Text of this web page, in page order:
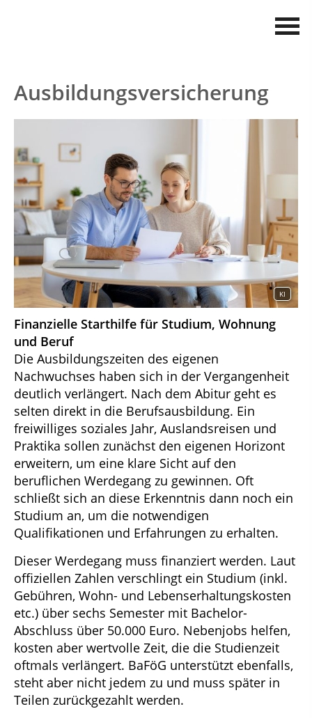
Ausbildungsversicherung
KI
Finanzielle Starthilfe für Studium, Wohnung
und Beruf
Die Ausbildungszeiten des eigenen
Nachwuchses haben sich in der Vergangenheit
deutlich verlängert. Nach dem Abitur geht es
selten direkt in die Berufsausbildung. Ein
freiwilliges soziales Jahr, Auslandsreisen und
Praktika sollen zunächst den eigenen Horizont
erweitern, um eine klare Sicht auf den
beruflichen Werdegang zu gewinnen. Oft
schließt sich an diese Erkenntnis dann noch ein
Studium an, um die notwendigen
Qualifikationen und Erfahrungen zu erhalten.
Dieser Werdegang muss finanziert werden. Laut
offiziellen Zahlen verschlingt ein Studium (inkl.
Gebühren, Wohn- und Lebenserhaltungskosten
etc.) über sechs Semester mit Bachelor-
Abschluss über 50.000 Euro. Nebenjobs helfen,
kosten aber wertvolle Zeit, die die Studienzeit
oftmals verlängert. BaFöG unterstützt ebenfalls,
steht aber nicht jedem zu und muss später in
Teilen zurückgezahlt werden.